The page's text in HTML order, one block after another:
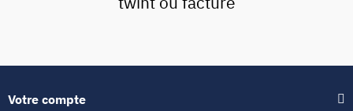
Votre compte